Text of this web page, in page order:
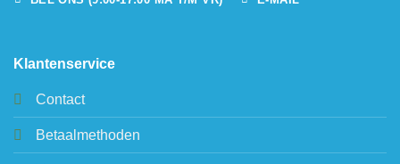
Klantenservice
Contact
Betaalmethoden